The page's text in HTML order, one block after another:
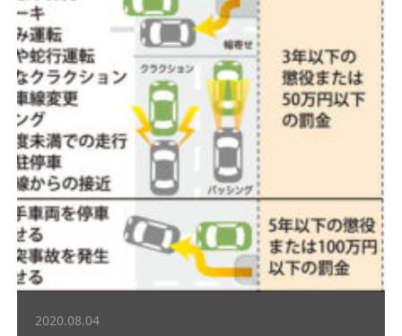
2020.08.04